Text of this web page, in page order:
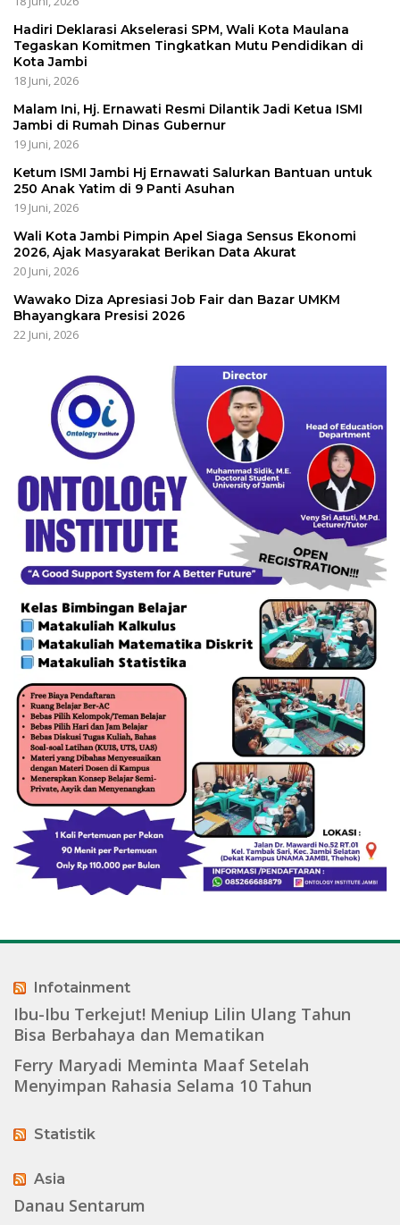
Hadiri Deklarasi Akselerasi SPM, Wali Kota Maulana
Tegaskan Komitmen Tingkatkan Mutu Pendidikan di
Kota Jambi
18 Juni, 2026
Malam Ini, Hj. Ernawati Resmi Dilantik Jadi Ketua ISMI
Jambi di Rumah Dinas Gubernur
19 Juni, 2026
Ketum ISMI Jambi Hj Ernawati Salurkan Bantuan untuk
250 Anak Yatim di 9 Panti Asuhan
19 Juni, 2026
Wali Kota Jambi Pimpin Apel Siaga Sensus Ekonomi
2026, Ajak Masyarakat Berikan Data Akurat
20 Juni, 2026
Wawako Diza Apresiasi Job Fair dan Bazar UMKM
Bhayangkara Presisi 2026
22 Juni, 2026
Infotainment
Ibu-Ibu Terkejut! Meniup Lilin Ulang Tahun
Bisa Berbahaya dan Mematikan
Ferry Maryadi Meminta Maaf Setelah
Menyimpan Rahasia Selama 10 Tahun
Statistik
Asia
Danau Sentarum